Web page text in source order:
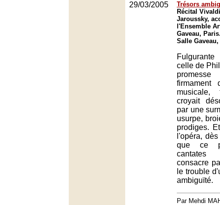
29/03/2005
Trésors
Récital
Jaroussky,
l'Ensemble
Gaveau,
Salle
celle de
firmament
croyait
par une
usurpe,
prodiges.
l'opéra,
que ce
cantates
consacre
le trouble
ambiguïté.
Par Mehdi